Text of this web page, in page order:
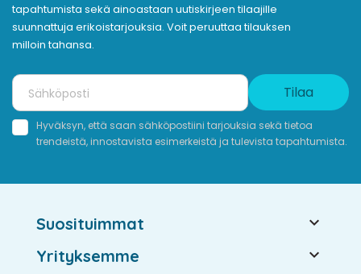
tapahtumista sekä ainoastaan uutiskirjeen tilaajille
suunnattuja erikoistarjouksia. Voit peruuttaa tilauksen
milloin tahansa.
Tilaa
Hyväksyn, että saan sähköpostiini tarjouksia sekä tietoa
trendeistä, innostavista esimerkeistä ja tulevista tapahtumista.
Suosituimmat 
Yrityksemme 